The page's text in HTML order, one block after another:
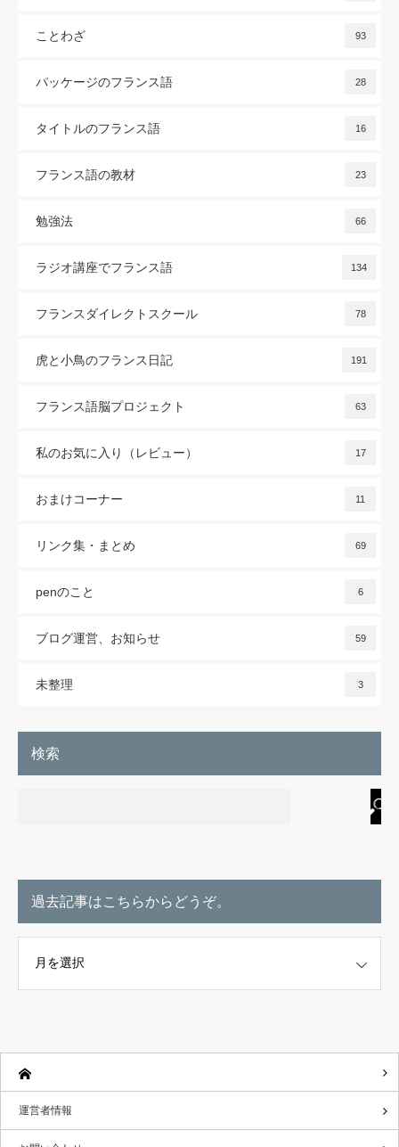
ことわざ 93
パッケージのフランス語 28
タイトルのフランス語 16
フランス語の教材 23
勉強法 66
ラジオ講座でフランス語 134
フランスダイレクトスクール 78
虎と小鳥のフランス日記 191
フランス語脳プロジェクト 63
私のお気に入り（レビュー） 17
おまけコーナー 11
リンク集・まとめ 69
penのこと 6
ブログ運営、お知らせ 59
未整理 3
検索
過去記事はこちらからどうぞ。
運営者情報